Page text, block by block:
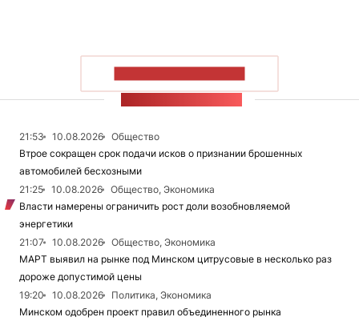
21:53 10.08.2026
Общество
Втрое сокращен срок подачи исков о признании брошенных
автомобилей бесхозными
21:25
10.08.2026
Общество, Экономика
Власти намерены ограничить рост доли возобновляемой
энергетики
21:07
10.08.2026
Общество, Экономика
МАРТ выявил на рынке под Минском цитрусовые в несколько раз
дороже допустимой цены
19:20
10.08.2026
Политика, Экономика
Минском одобрен проект правил объединенного рынка